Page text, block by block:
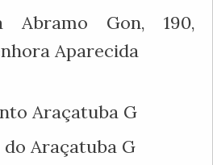
Abramo Gon, 190,
Aparecida
Araçatuba G
Araçatuba G